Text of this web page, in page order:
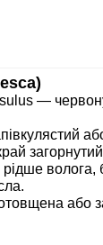
—
волога,
або